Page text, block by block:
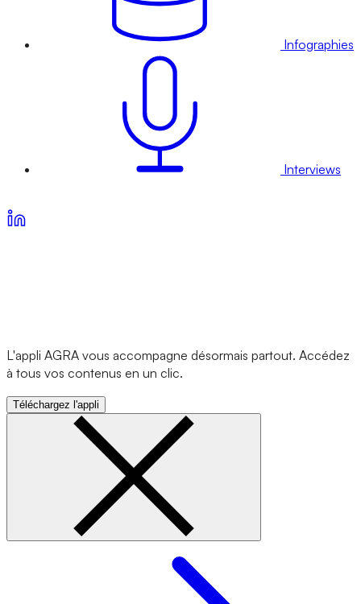
Infographies
Interviews
L'appli AGRA vous accompagne désormais partout. Accédez
à tous vos contenus en un clic.
Téléchargez l'appli